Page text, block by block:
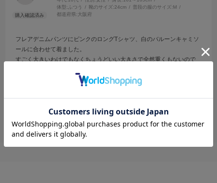
体型: ふつう 靴のサイズ:24cm 普段の服のサイズ:M
都道府県:大阪府
フレアデニムパンツにピンクのロングTシャツ、白のバルーンキャミソ
ールに合わせて着ました。
すごく大きいわけでもなくちょうどいい大きさで全然重くもないので
参考になった 0